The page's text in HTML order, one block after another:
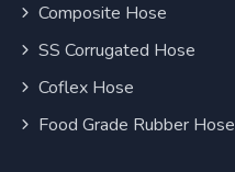
Composite Hose
SS Corrugated Hose
Coflex Hose
Food Grade Rubber Hose